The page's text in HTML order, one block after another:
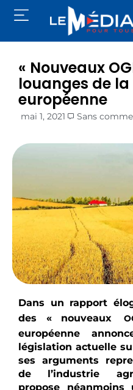
« Nouveaux
louanges de
européenne
mai 1, 2021 Sans
Dans un rapport
des «
nouveaux
européenne
législation actuelle
ses arguments
de l’industrie
propose